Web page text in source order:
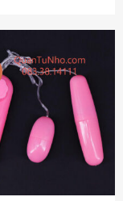
có
nhiều
biến
thể.
Các
tùy
chọn